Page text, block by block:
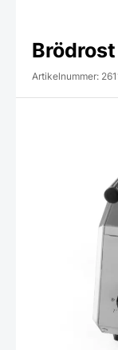
Artikelnummer: